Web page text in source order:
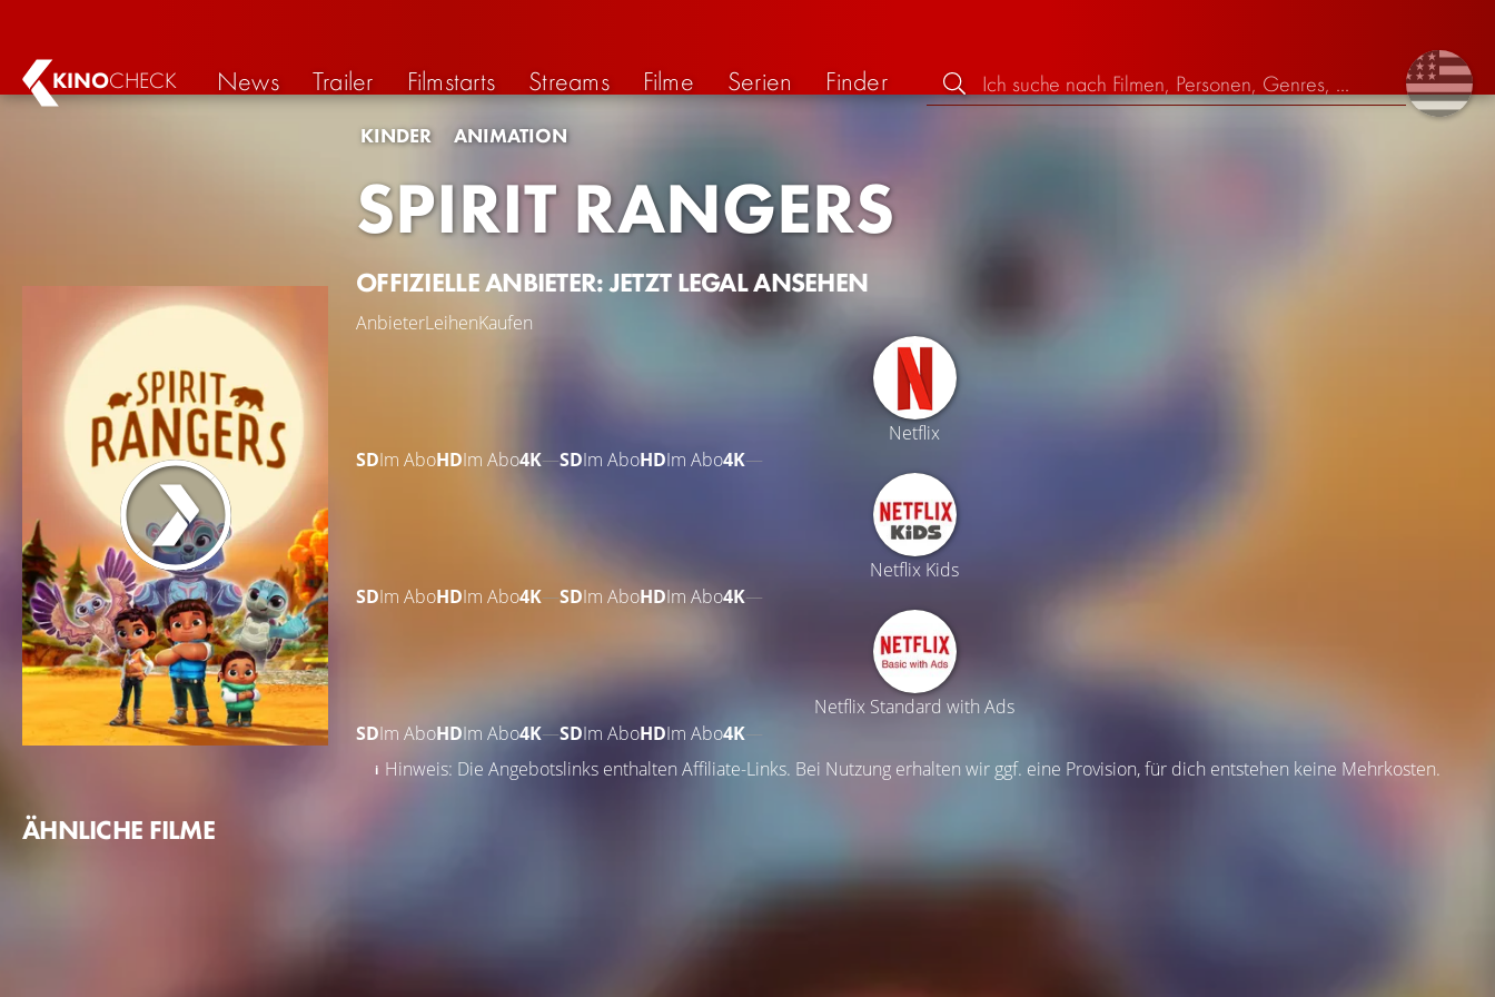
KINOCHECK News Trailer Filmstarts Streams Filme Serien Finder
KINDER ANIMATION
SPIRIT RANGERS
OFFIZIELLE ANBIETER: JETZT LEGAL ANSEHEN
AnbieterLeihenKaufen
Netflix
SDIm AboHDIm Abo4K—SDIm AboHDIm Abo4K—
Netflix Kids
SDIm AboHDIm Abo4K—SDIm AboHDIm Abo4K—
Netflix Standard with Ads
SDIm AboHDIm Abo4K—SDIm AboHDIm Abo4K—
Hinweis: Die Angebotslinks enthalten Affiliate-Links. Bei Nutzung erhalten wir ggf. eine Provision, für dich entstehen keine Mehrkosten.
ÄHNLICHE FILME